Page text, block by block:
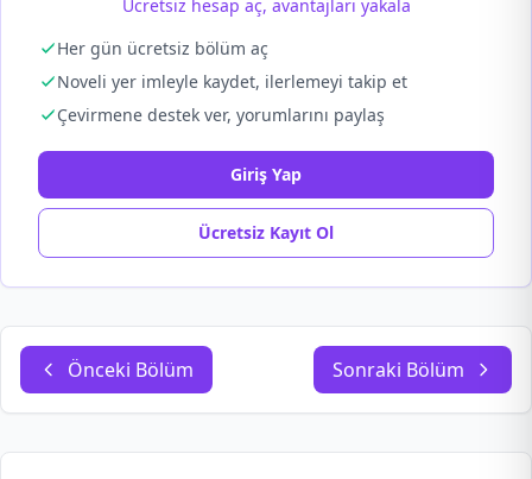
Ücretsiz hesap aç, avantajları yakala
Her gün ücretsiz bölüm aç
Noveli yer imleyle kaydet, ilerlemeyi takip et
Çevirmene destek ver, yorumlarını paylaş
Giriş Yap
Ücretsiz Kayıt Ol
Önceki Bölüm Sonraki Bölüm